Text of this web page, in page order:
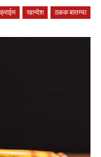
क्राईम खान्देश ठळक बातम्या